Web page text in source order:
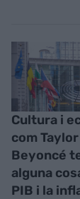
Cultura i
com
Beyoncé
alguna
PIB i la